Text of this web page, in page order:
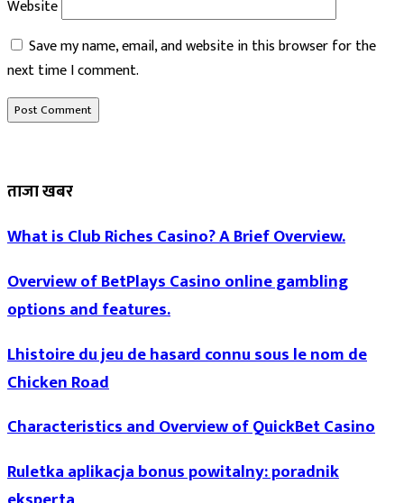
Website
Save my name, email, and website in this browser for the
next time I comment.
ताजा खबर
What is Club Riches Casino? A Brief Overview.
Overview of BetPlays Casino online gambling
options and features.
Lhistoire du jeu de hasard connu sous le nom de
Chicken Road
Characteristics and Overview of QuickBet Casino
Ruletka aplikacja bonus powitalny: poradnik